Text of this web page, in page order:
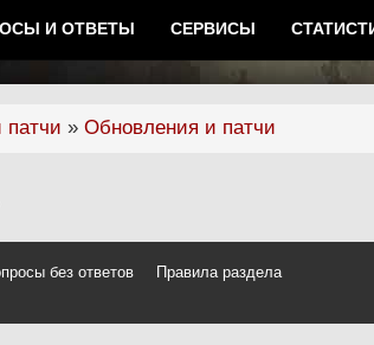
И ОТВЕТЫ СЕРВИСЫ
» Обновления и патчи
без ответов
Правила раздела